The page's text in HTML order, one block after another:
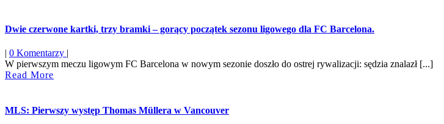
Dwie czerwone kartki, trzy bramki – gorący początek sezonu ligowego dla FC Barcelona.
| 0 Komentarzy |
W pierwszym meczu ligowym FC Barcelona w nowym sezonie doszło do ostrej rywalizacji: sędzia znalazł [...]
Read More
MLS: Pierwszy występ Thomas Müllera w Vancouver